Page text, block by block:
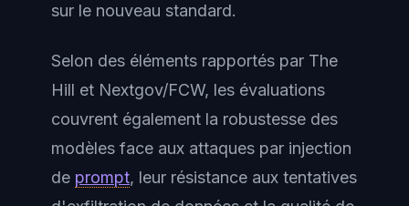
sur le nouveau standard.
Selon des éléments rapportés par The
Hill et Nextgov/FCW, les évaluations
couvrent également la robustesse des
modèles face aux attaques par injection
de prompt, leur résistance aux tentatives